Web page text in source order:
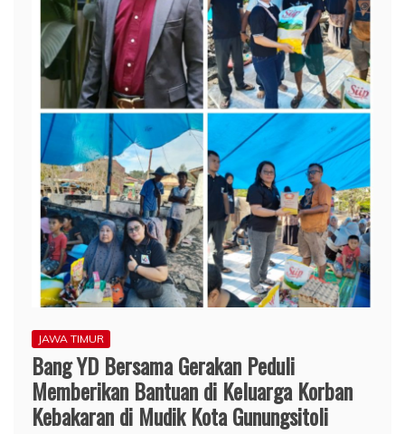
JAWA TIMUR
Bang YD Bersama Gerakan Peduli
Memberikan Bantuan di Keluarga Korban
Kebakaran di Mudik Kota Gunungsitoli